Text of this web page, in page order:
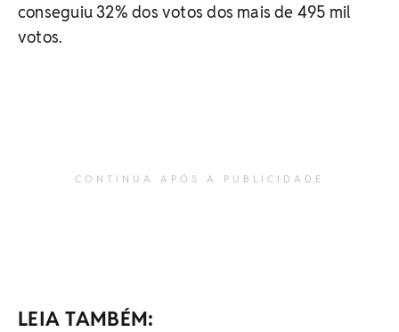
conseguiu 32% dos votos dos mais de 495 mil
votos.
CONTINUA APÓS A PUBLICIDADE
LEIA TAMBÉM: